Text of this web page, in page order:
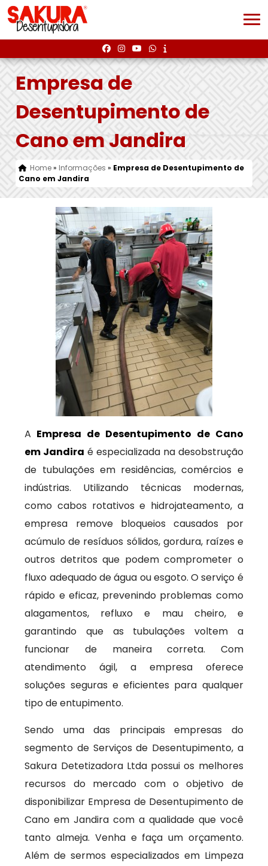
Empresa de
Desentupimento de
Cano em Jandira
Home» Informações » Empresa de Desentupimento de
Cano em Jandira
A Empresa de Desentupimento de Cano
em Jandira é especializada na desobstrução
de tubulações em residências, comércios e
indústrias. Utilizando técnicas modernas,
como cabos rotativos e hidrojateamento, a
empresa remove bloqueios causados por
acúmulo de resíduos sólidos, gordura, raízes e
outros detritos que podem comprometer o
fluxo adequado de água ou esgoto. O serviço é
rápido e eficaz, prevenindo problemas como
alagamentos, refluxo e mau cheiro, e
garantindo que as tubulações voltem a
funcionar de maneira correta. Com
atendimento ágil, a empresa oferece
soluções seguras e eficientes para qualquer
tipo de entupimento.
Sendo uma das principais empresas do
segmento de Serviços de Desentupimento, a
Sakura Detetizadora Ltda possui os melhores
recursos do mercado com o objetivo de
disponibilizar Empresa de Desentupimento de
Cano em Jandira com a qualidade que você
tanto almeja. Venha e faça um orçamento.
Além de sermos especializados em Limpeza